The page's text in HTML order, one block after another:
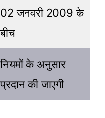
02 जनवरी 2009 के
बीच
नियमों के अनुसार
प्रदान की जाएगी